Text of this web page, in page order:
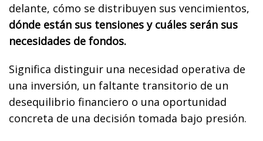
delante, cómo se distribuyen sus vencimientos,
dónde están sus tensiones y cuáles serán sus
necesidades de fondos.
Significa distinguir una necesidad operativa de
una inversión, un faltante transitorio de un
desequilibrio financiero o una oportunidad
concreta de una decisión tomada bajo presión.